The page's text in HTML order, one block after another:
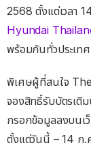
2568 ตั้งแต่เวลา
Hyundai
พร้อมกันทั่วประเทศ
พิเศษผู้ที่สนใจ
จองสิทธิ์รับบัตรเติ
กรอกข้อมูลลงบนเว็
ตั้งแต่วันนี้ – 14 ก.